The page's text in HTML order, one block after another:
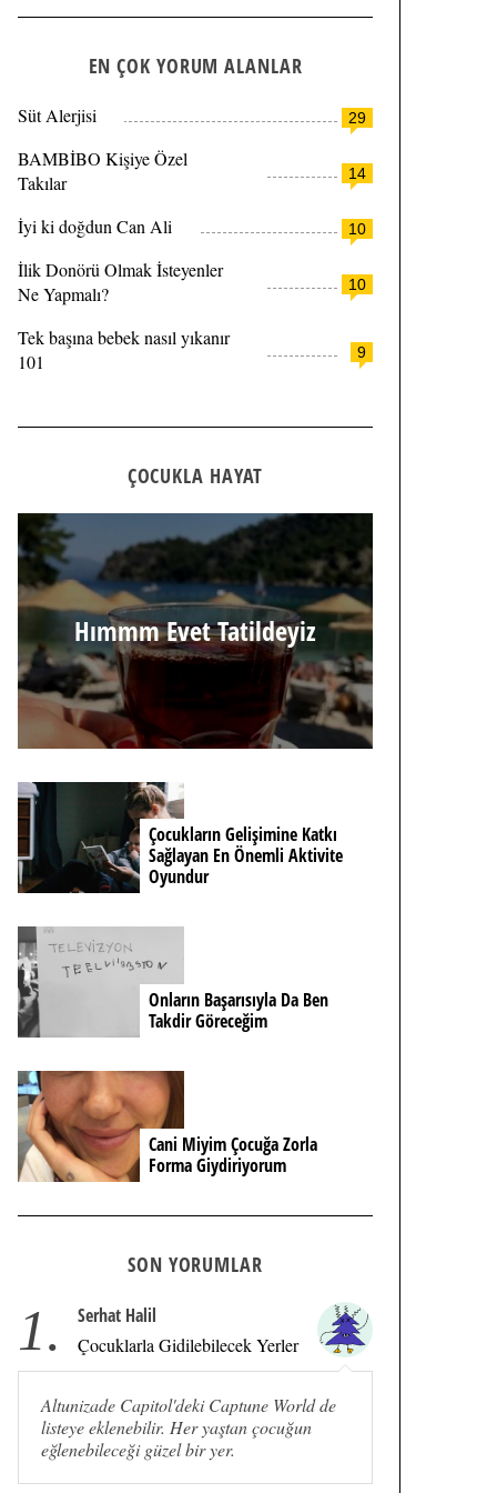
EN ÇOK YORUM ALANLAR
29
Süt Alerjisi
14
BAMBİBO Kişiye Özel
Takılar
10
İyi ki doğdun Can Ali
10
İlik Donörü Olmak İsteyenler
Ne Yapmalı?
9
Tek başına bebek nasıl yıkanır
101
ÇOCUKLA HAYAT
Hımmm Evet Tatildeyiz
Çocukların Gelişimine Katkı
Sağlayan En Önemli Aktivite
Oyundur
Onların Başarısıyla Da Ben
Takdir Göreceğim
Cani Miyim Çocuğa Zorla
Forma Giydiriyorum
SON YORUMLAR
1. Serhat Halil
Çocuklarla Gidilebilecek Yerler
Altunizade Capitol'deki Captune World de
listeye eklenebilir. Her yaştan çocuğun
eğlenebileceği güzel bir yer.